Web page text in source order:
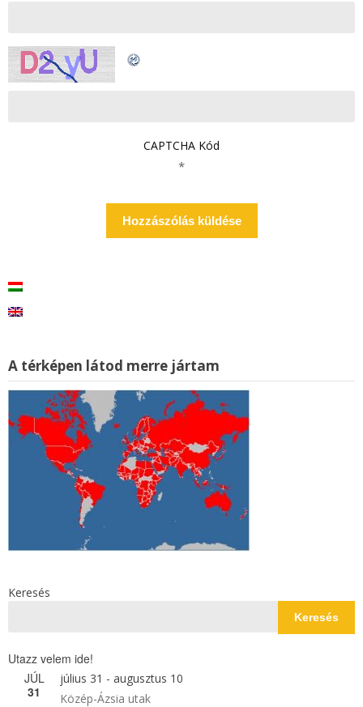
CAPTCHA Kód
*
A térképen látod merre jártam
Keresés
Keresés
Utazz velem ide!
JÚL
31
július 31 - augusztus 10
Közép-Ázsia utak